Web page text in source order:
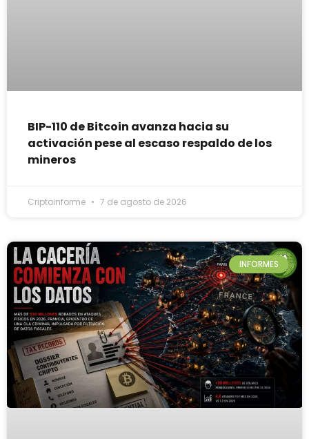
BIP-110 de Bitcoin avanza hacia su
activación pese al escaso respaldo de los
mineros
Criptoinforme 7 de agosto de 2026
INFORMES